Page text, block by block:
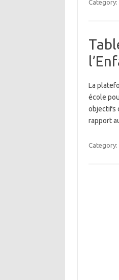
Category:
La
école
objectifs
rapport
Category: